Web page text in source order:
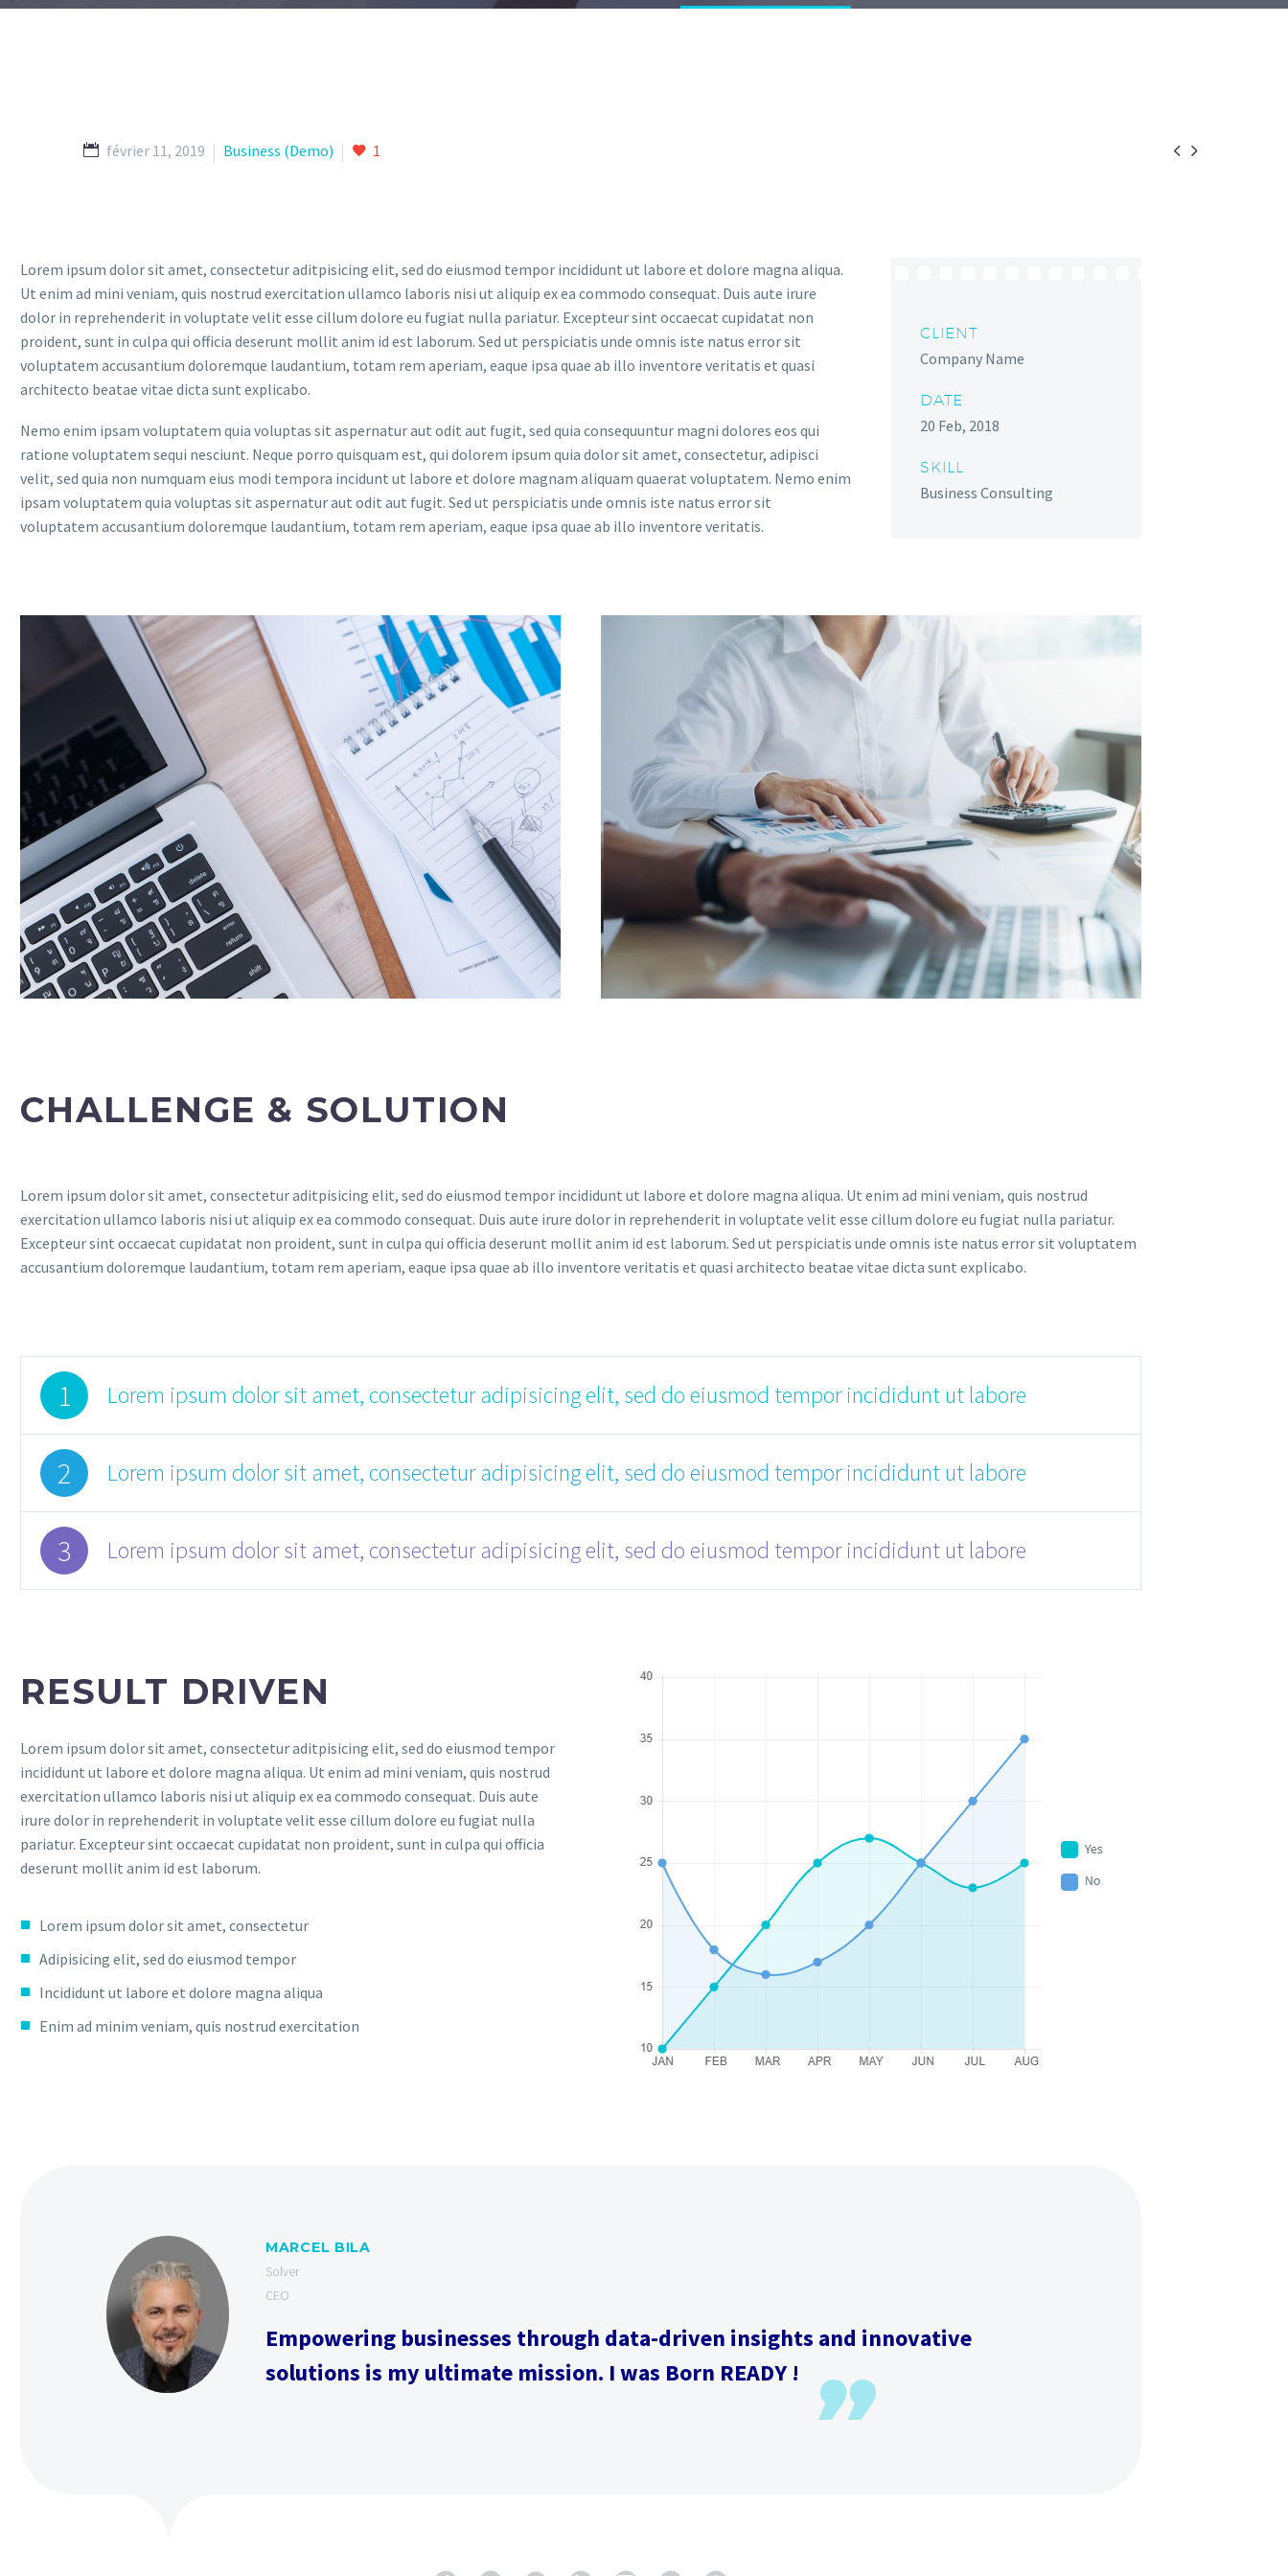
 
février 11, 2019 Business (Demo) 1
Lorem ipsum dolor sit amet, consectetur aditpisicing elit, sed do eiusmod tempor incididunt ut labore et dolore magna aliqua.
Ut enim ad mini veniam, quis nostrud exercitation ullamco laboris nisi ut aliquip ex ea commodo consequat. Duis aute irure
dolor in reprehenderit in voluptate velit esse cillum dolore eu fugiat nulla pariatur. Excepteur sint occaecat cupidatat non
proident, sunt in culpa qui officia deserunt mollit anim id est laborum. Sed ut perspiciatis unde omnis iste natus error sit
voluptatem accusantium doloremque laudantium, totam rem aperiam, eaque ipsa quae ab illo inventore veritatis et quasi
architecto beatae vitae dicta sunt explicabo.
Nemo enim ipsam voluptatem quia voluptas sit aspernatur aut odit aut fugit, sed quia consequuntur magni dolores eos qui
ratione voluptatem sequi nesciunt. Neque porro quisquam est, qui dolorem ipsum quia dolor sit amet, consectetur, adipisci
velit, sed quia non numquam eius modi tempora incidunt ut labore et dolore magnam aliquam quaerat voluptatem. Nemo enim
ipsam voluptatem quia voluptas sit aspernatur aut odit aut fugit. Sed ut perspiciatis unde omnis iste natus error sit
voluptatem accusantium doloremque laudantium, totam rem aperiam, eaque ipsa quae ab illo inventore veritatis.
CLIENT
Company Name
DATE
20 Feb, 2018
SKILL
Business Consulting
CHALLENGE & SOLUTION
Lorem ipsum dolor sit amet, consectetur aditpisicing elit, sed do eiusmod tempor incididunt ut labore et dolore magna aliqua. Ut enim ad mini veniam, quis nostrud
exercitation ullamco laboris nisi ut aliquip ex ea commodo consequat. Duis aute irure dolor in reprehenderit in voluptate velit esse cillum dolore eu fugiat nulla pariatur.
Excepteur sint occaecat cupidatat non proident, sunt in culpa qui officia deserunt mollit anim id est laborum. Sed ut perspiciatis unde omnis iste natus error sit voluptatem
accusantium doloremque laudantium, totam rem aperiam, eaque ipsa quae ab illo inventore veritatis et quasi architecto beatae vitae dicta sunt explicabo.
1 Lorem ipsum dolor sit amet, consectetur adipisicing elit, sed do eiusmod tempor incididunt ut labore
2 Lorem ipsum dolor sit amet, consectetur adipisicing elit, sed do eiusmod tempor incididunt ut labore
3 Lorem ipsum dolor sit amet, consectetur adipisicing elit, sed do eiusmod tempor incididunt ut labore
RESULT DRIVEN
Lorem ipsum dolor sit amet, consectetur aditpisicing elit, sed do eiusmod tempor
incididunt ut labore et dolore magna aliqua. Ut enim ad mini veniam, quis nostrud
exercitation ullamco laboris nisi ut aliquip ex ea commodo consequat. Duis aute
irure dolor in reprehenderit in voluptate velit esse cillum dolore eu fugiat nulla
pariatur. Excepteur sint occaecat cupidatat non proident, sunt in culpa qui officia
deserunt mollit anim id est laborum.
Lorem ipsum dolor sit amet, consectetur
Adipisicing elit, sed do eiusmod tempor
Incididunt ut labore et dolore magna aliqua
Enim ad minim veniam, quis nostrud exercitation
MARCEL BILA
Solver
CEO
Empowering businesses through data-driven insights and innovative
solutions is my ultimate mission. I was Born READY !